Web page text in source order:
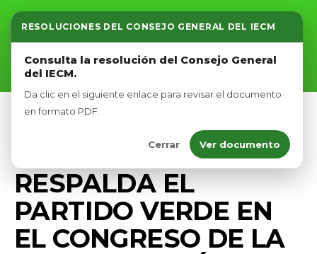
RESOLUCIONES DEL CONSEJO GENERAL DEL IECM
Consulta la resolución del Consejo General
del IECM.
Da clic en el siguiente enlace para revisar el documento
en formato PDF.
Cerrar Ver documento
Inicio
Nosotros
Afíliate
DIPUTADOS VERDES CDMX
RESPALDA EL
PARTIDO VERDE EN
EL CONGRESO DE LA